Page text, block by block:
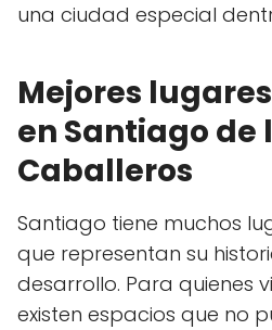
una ciudad especial
Mejores
en Santiago de
Caballeros
Santiago tiene muchos
que representan su
desarrollo. Para quienes
existen espacios que no